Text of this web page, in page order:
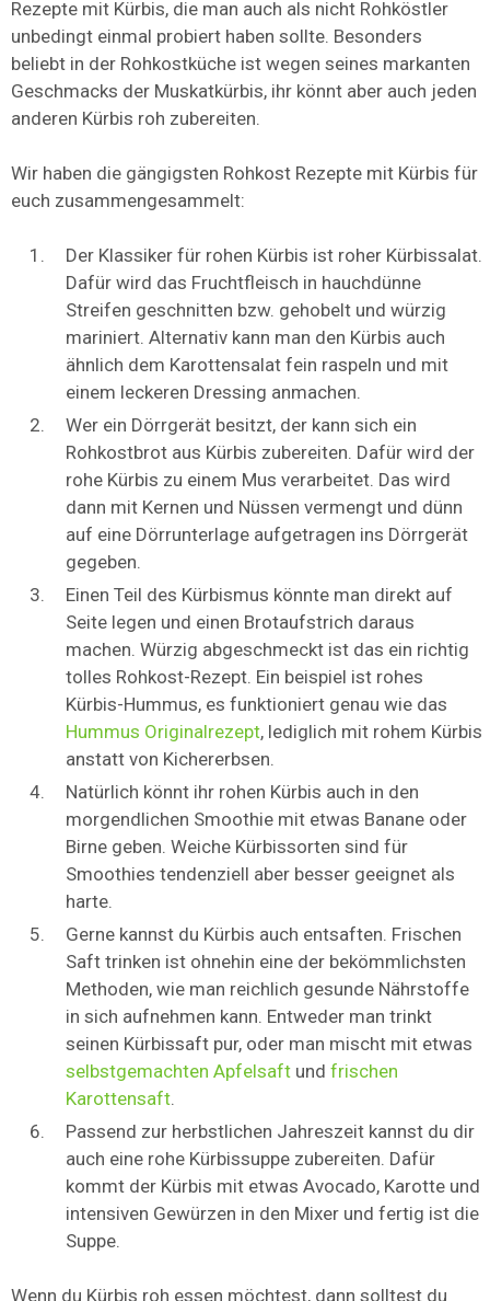
Rezepte mit Kürbis, die man auch als nicht Rohköstler
unbedingt einmal probiert haben sollte. Besonders
beliebt in der Rohkostküche ist wegen seines markanten
Geschmacks der Muskatkürbis, ihr könnt aber auch jeden
anderen Kürbis roh zubereiten.
Wir haben die gängigsten Rohkost Rezepte mit Kürbis für
euch zusammengesammelt:
Der Klassiker für rohen Kürbis ist roher Kürbissalat.
Dafür wird das Fruchtfleisch in hauchdünne
Streifen geschnitten bzw. gehobelt und würzig
mariniert. Alternativ kann man den Kürbis auch
ähnlich dem Karottensalat fein raspeln und mit
einem leckeren Dressing anmachen.
Wer ein Dörrgerät besitzt, der kann sich ein
Rohkostbrot aus Kürbis zubereiten. Dafür wird der
rohe Kürbis zu einem Mus verarbeitet. Das wird
dann mit Kernen und Nüssen vermengt und dünn
auf eine Dörrunterlage aufgetragen ins Dörrgerät
gegeben.
Einen Teil des Kürbismus könnte man direkt auf
Seite legen und einen Brotaufstrich daraus
machen. Würzig abgeschmeckt ist das ein richtig
tolles Rohkost-Rezept. Ein beispiel ist rohes
Kürbis-Hummus, es funktioniert genau wie das
Hummus Originalrezept, lediglich mit rohem Kürbis
anstatt von Kichererbsen.
Natürlich könnt ihr rohen Kürbis auch in den
morgendlichen Smoothie mit etwas Banane oder
Birne geben. Weiche Kürbissorten sind für
Smoothies tendenziell aber besser geeignet als
harte.
Gerne kannst du Kürbis auch entsaften. Frischen
Saft trinken ist ohnehin eine der bekömmlichsten
Methoden, wie man reichlich gesunde Nährstoffe
in sich aufnehmen kann. Entweder man trinkt
seinen Kürbissaft pur, oder man mischt mit etwas
selbstgemachten Apfelsaft und frischen
Karottensaft.
Passend zur herbstlichen Jahreszeit kannst du dir
auch eine rohe Kürbissuppe zubereiten. Dafür
kommt der Kürbis mit etwas Avocado, Karotte und
intensiven Gewürzen in den Mixer und fertig ist die
Suppe.
Wenn du Kürbis roh essen möchtest, dann solltest du